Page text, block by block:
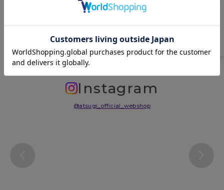
洗濯表示について よくある質問(FAQ)
Instagram
@atsugi_official_webshop